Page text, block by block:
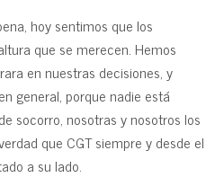
hoy sentimos que los
que se merecen. Hemos
en nuestras decisiones, y
general, porque nadie está
socorro, nosotras y nosotros los
que CGT siempre y desde el
a su lado.